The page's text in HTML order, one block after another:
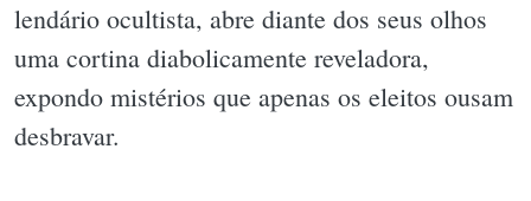
lendário ocultista, abre diante dos seus olhos
uma cortina diabolicamente reveladora,
expondo mistérios que apenas os eleitos ousam
desbravar.